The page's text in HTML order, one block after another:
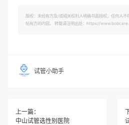
版权：未经有方及/或相关权利人明确书面授权，任何人
帖有方的内容。 转载请注明出处：https://
试管小助手
上一篇：
中山试管选性别医院